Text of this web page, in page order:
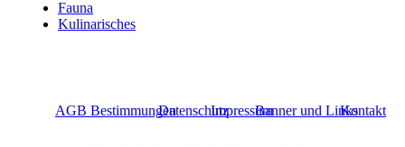
Fauna
Kulinarisches
AGB BestimmungenDatenschutzImpressumBanner und LinksKontakt